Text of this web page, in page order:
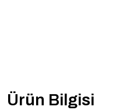
Ürün Bilgisi